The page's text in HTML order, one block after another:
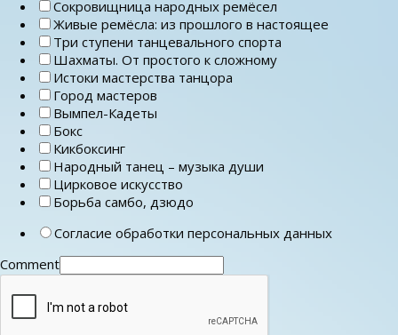
Сокровищница народных ремёсел
Живые ремёсла: из прошлого в настоящее
Три ступени танцевального спорта
Шахматы. От простого к сложному
Истоки мастерства танцора
Город мастеров
Вымпел-Кадеты
Бокс
Кикбоксинг
Народный танец – музыка души
Цирковое искусство
Борьба самбо, дзюдо
Согласие обработки персональных данных
Comment